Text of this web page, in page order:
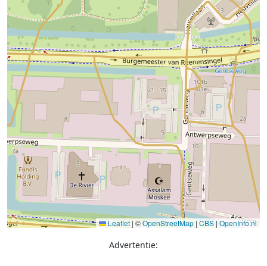
Leaflet | ©OpenStreetMap | CBS | OpenInfo.nl
Advertentie: